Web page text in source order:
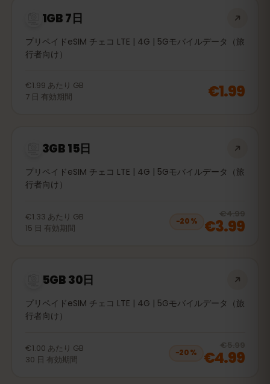
1GB 7日
プリペイドeSIM チェコ LTE | 4G | 5Gモバイルデータ（旅
行者向け）
€1.99 あたり GB
7 日 有効期間 €1.99
3GB 15日
プリペイドeSIM チェコ LTE | 4G | 5Gモバイルデータ（旅
行者向け）
€1.33 あたり GB
15 日 有効期間
−20%
€4.99
€3.99
5GB 30日
プリペイドeSIM チェコ LTE | 4G | 5Gモバイルデータ（旅
行者向け）
€1.00 あたり GB
30 日 有効期間
−20%
€5.99
€4.99